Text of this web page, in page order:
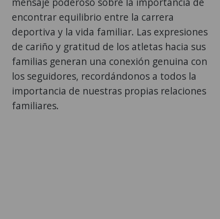
encontrar equilibrio entre la carrera
deportiva y la vida familiar. Las expresiones
de cariño y gratitud de los atletas hacia sus
familias generan una conexión genuina con
los seguidores, recordándonos a todos la
importancia de nuestras propias relaciones
familiares.